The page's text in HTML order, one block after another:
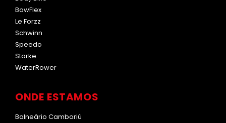
BowFlex
Le Forzz
Schwinn
Speedo
Starke
WaterRower
ONDE ESTAMOS
Balneário Camboriú